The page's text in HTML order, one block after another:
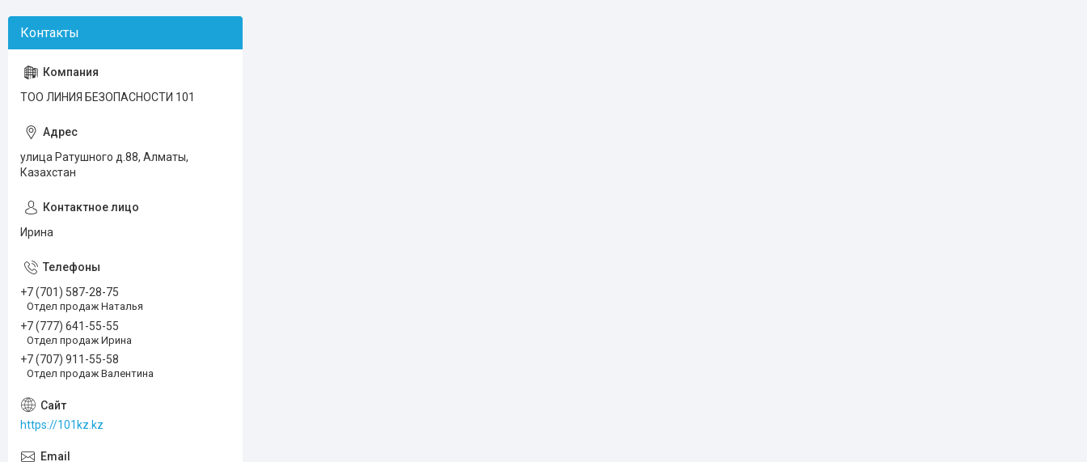
ТОО ЛИНИЯ БЕЗОПАСНОСТИ 101
улица Ратушного д.88, Алматы,
Казахстан
Ирина
+7 (701) 587-28-75
Отдел продаж Наталья
+7 (777) 641-55-55
Отдел продаж Ирина
+7 (707) 911-55-58
Отдел продаж Валентина
https://101kz.kz